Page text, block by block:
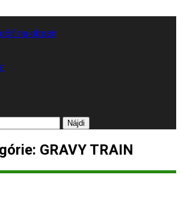
na obsah
GRAVY TRAIN